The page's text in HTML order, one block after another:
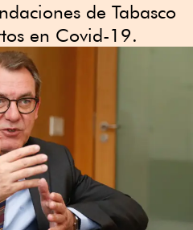
de Tabasco
en Covid-19.